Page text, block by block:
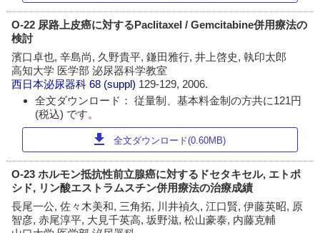
O-22 尿路上皮癌に対するPaclitaxel / Gemcitabine併用療法の
検討
濱口卓也, 辛島尚, 久野貴平, 鎌田雅行, 井上啓史, 執印太郎
高知大学 医学部 泌尿器科学教室
西日本泌尿器科 68 (suppl) 129-129, 2006.
全文ダウンロード： 従量制、基本料金制の方共に121円
(税込) です。
download 全文ダウンロード(0.60MB)
O-23 ホルモン抵抗性前立腺癌に対するドセタキセル, エトポ
シド, リン酸エストラムスチン併用療法の治療成績
長尾一公, 佐々木美和, 三角拓, 川井禎久, 江口賢, 伊藤英昭, 原
智彦, 赤尾淳平, 大見千英高, 坂野滋, 松山豪泰, 内藤克輔